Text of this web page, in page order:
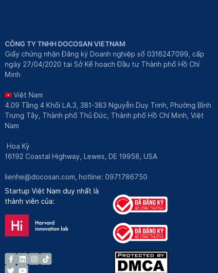
CÔNG TY TNHH DOCOSAN VIETNAM
Giấy chứng nhận Đăng ký Doanh nghiệp số 0316247099, cấp
ngày 27/04/2020 tại Sở Kế hoạch Đầu tư Thành phố Hồ Chí
Minh
Việt Nam
4.09 Tầng 4 Khối LA.3, 381-383 Nguyễn Duy Trinh, Phường Bình
Trưng Tây, Thành phố Thủ Đức, Thành phố Hồ Chí Minh, Việt
Nam
Hoa Kỳ
16192 Coastal Highway, Lewes, DE 19958, USA
lienhe@docosan.com , hotline: 0971786750
Startup Việt Nam duy nhất là
thành viên của: